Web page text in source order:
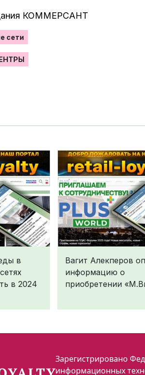
КОММЕРСАНТ
сети
в
в 2024
Вагит Алекперов
информацию о
приобретении
Зарегистрировано
информационных